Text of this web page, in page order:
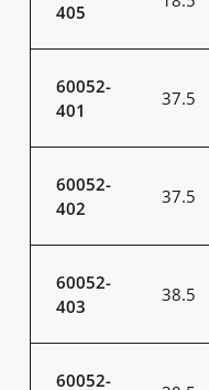
405
60052-
401
37.5
60052-
402
37.5
60052-
403
38.5
60052-